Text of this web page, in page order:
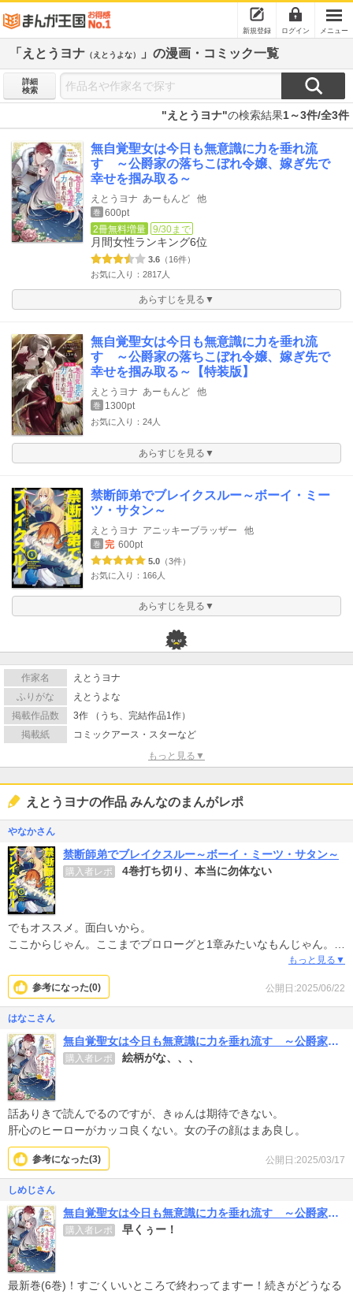
新規登録 ログイン メニュー
「えとうヨナ （えとうよな） 」の漫画・コミック一覧
詳細
検索
"えとうヨナ"の検索結果1～3件/全3件
無自覚聖女は今日も無意識に力を垂れ流
す ～公爵家の落ちこぼれ令嬢、嫁ぎ先で
幸せを掴み取る～
えとうヨナ あーもんど 他
巻 600pt
2冊無料増量
9/30まで
月間女性ランキング6位
3.6 （16件）
お気に入り：2817人
あらすじを見る▼
無自覚聖女は今日も無意識に力を垂れ流
す ～公爵家の落ちこぼれ令嬢、嫁ぎ先で
幸せを掴み取る～【特装版】
えとうヨナ あーもんど 他
巻 1300pt
お気に入り：24人
あらすじを見る▼
禁断師弟でブレイクスルー～ボーイ・ミー
ツ・サタン～
えとうヨナ アニッキーブラッザー 他
巻 完 600pt
5.0 （3件）
お気に入り：166人
あらすじを見る▼
作家名
えとうヨナ
ふりがな
えとうよな
掲載作品数
3作 （うち、完結作品1作）
掲載紙
コミックアース・スターなど
もっと見る▼
えとうヨナの作品 みんなのまんがレポ
やなかさん
禁断師弟でブレイクスルー～ボーイ・ミーツ・サタン～
購入者レポ 4巻打ち切り、本当に勿体ない
でもオススメ。面白いから。
ここからじゃん。ここまでプロローグと1章みたいなもんじゃん。ま
だまだ読んでいたいよ、主人公も、幼なじみ勢力も、親達がどう動
くのかも全部気になるよ…。
もっと見る▼
公開日:2025/06/22
参考になった(0)
はなこさん
無自覚聖女は今日も無意識に力を垂れ流す ～公爵家の落ちこぼれ令嬢、嫁ぎ先で幸せを掴み取る～
購入者レポ 絵柄がな、、、
話ありきで読んでるのですが、きゅんは期待できない。
肝心のヒーローがカッコ良くない。女の子の顔はまあ良し。
公開日:2025/03/17
参考になった(3)
しめじさん
無自覚聖女は今日も無意識に力を垂れ流す ～公爵家の落ちこぼれ令嬢、嫁ぎ先で幸せを掴み取る～
購入者レポ 早くぅー！
最新巻(6巻)！すごくいいところで終わってますー！続きがどうなる